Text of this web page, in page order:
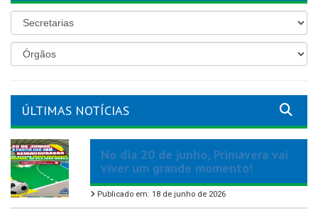
ÚLTIMAS NOTÍCIAS
No dia 20 de junho, Primavera vai
viver um grande momento!
Publicado em: 18 de junho de 2026